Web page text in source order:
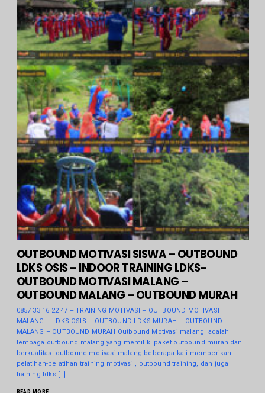
OUTBOUND MOTIVASI SISWA – OUTBOUND
LDKS OSIS – INDOOR TRAINING LDKS–
OUTBOUND MOTIVASI MALANG –
OUTBOUND MALANG – OUTBOUND MURAH
0857 33 16 22 47 – TRAINING MOTIVASI – OUTBOUND MOTIVASI
MALANG – LDKS OSIS – OUTBOUND LDKS MURAH – OUTBOUND
MALANG – OUTBOUND MURAH Outbound Motivasi malang adalah
lembaga outbound malang yang memiliki paket outbound murah dan
berkualitas. outbound motivasi malang beberapa kali memberikan
pelatihan-pelatihan training motivasi , outbound training, dan juga
training ldks […]
READ MORE